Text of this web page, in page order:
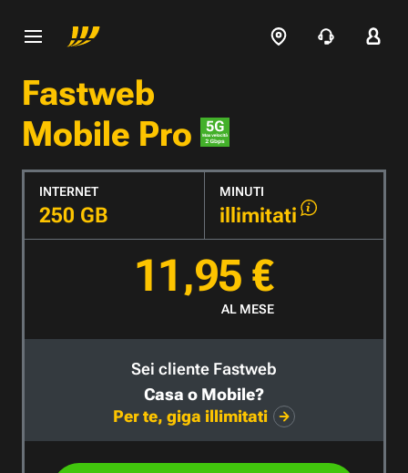
Fastweb
Mobile Pro
INTERNET
250 GB
MINUTI
illimitati
11,95 €
AL MESE
Sei cliente Fastweb
Casa o Mobile?
Per te, giga illimitati